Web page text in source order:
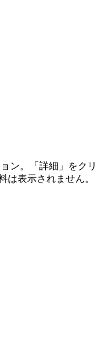
ン。「詳細」をクリ
は表示されません。